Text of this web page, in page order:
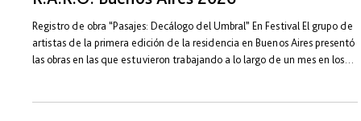
2 jun
R.A.R.O. Buenos Aires
Umbral" | Muestra de la 1ra Edición de